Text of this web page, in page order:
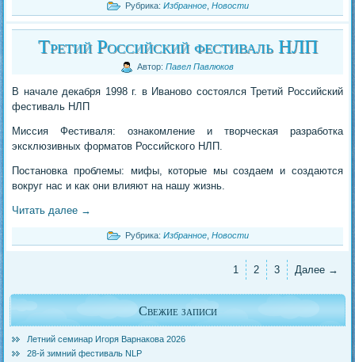
Рубрика: Избранное Новости
Третий Российский фестиваль НЛП
Автор: Павел Павлюков
В начале декабря 1998 г. в Иваново состоялся Третий Российский
фестиваль НЛП
Миссия Фестиваля: ознакомление и творческая разработка
эксклюзивных форматов Российского НЛП.
Постановка проблемы: мифы, которые мы создаем и создаются
вокруг нас и как они влияют на нашу жизнь.
Читать далее →
Рубрика: Избранное Новости
1 2 3 Далее →
Свежие записи
Летний семинар Игоря Варнакова 2026
28-й зимний фестиваль NLP